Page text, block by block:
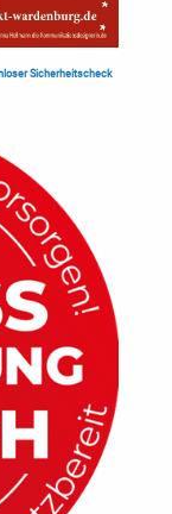
Sicherheitscheck